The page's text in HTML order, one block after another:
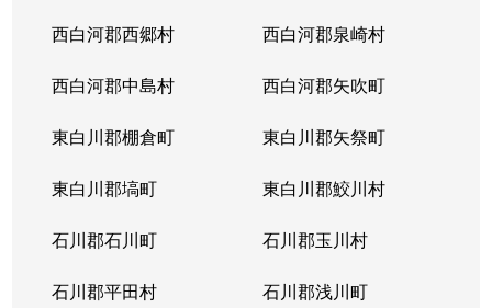
西白河郡西郷村 西白河郡泉崎村
西白河郡中島村 西白河郡矢吹町
東白川郡棚倉町 東白川郡矢祭町
東白川郡塙町 東白川郡鮫川村
石川郡石川町 石川郡玉川村
石川郡平田村 石川郡浅川町